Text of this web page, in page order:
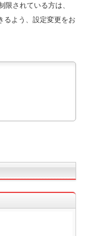
されている方は、
るよう、設定変更をお